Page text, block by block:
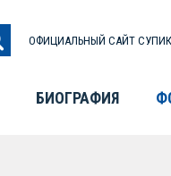
ОФИЦИАЛЬНЫЙ САЙТ
БИОГРАФИЯ